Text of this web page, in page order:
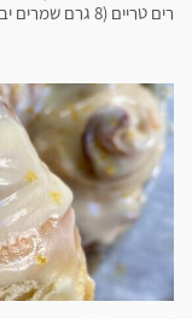
רים טריים (8 גרם שמרים יבשים ) 1/4 כוס סוכר 1 ביצה 60 גרם חמאה רכ...